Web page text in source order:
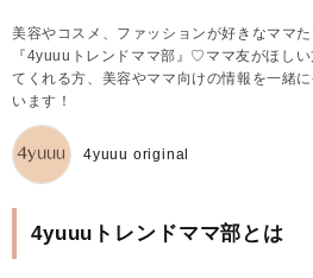
美容やコスメ、ファッションが好きなママ
『4yuuuトレンドママ部』♡ママ友がほし
てくれる方、美容やママ向けの情報を一緒
います！
4yuuu original
4yuuuトレンドママ部とは